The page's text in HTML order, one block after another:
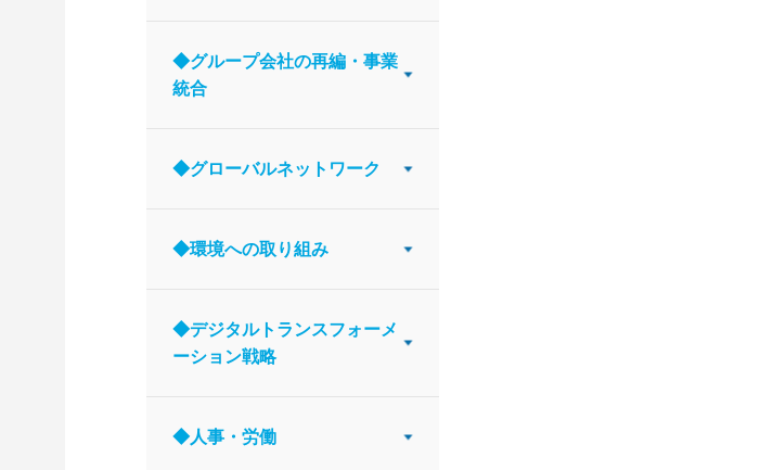
◆グループ会社の再編・事業
統合
◆グローバルネットワーク
◆環境への取り組み
◆デジタルトランスフォーメ
ーション戦略
◆人事・労働